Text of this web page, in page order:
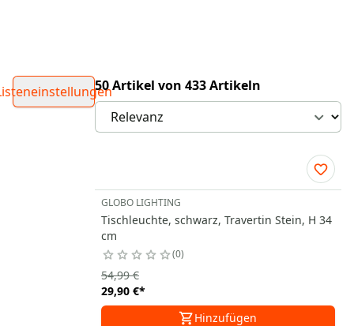
50 Artikel von 433 Artikeln
GLOBO LIGHTING
Tischleuchte, schwarz, Travertin Stein, H 34
cm
0
29,90 €*
54,99 €
Hinzufügen